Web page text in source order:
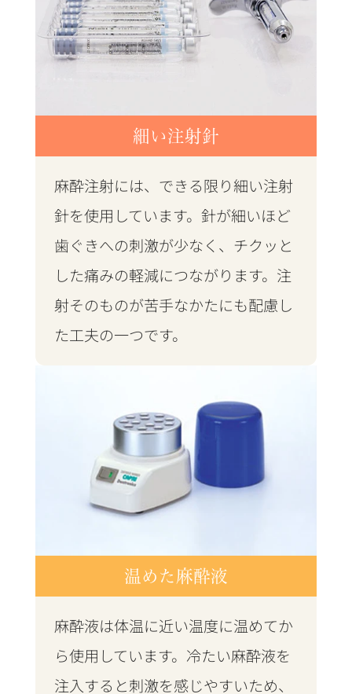
細い注射針
麻酔注射には、できる限り細い注射
針を使用しています。針が細いほど
歯ぐきへの刺激が少なく、チクッと
した痛みの軽減につながります。注
射そのものが苦手なかたにも配慮し
た工夫の一つです。
温めた麻酔液
麻酔液は体温に近い温度に温めてか
ら使用しています。冷たい麻酔液を
注入すると刺激を感じやすいため、